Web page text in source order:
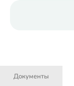
Документы